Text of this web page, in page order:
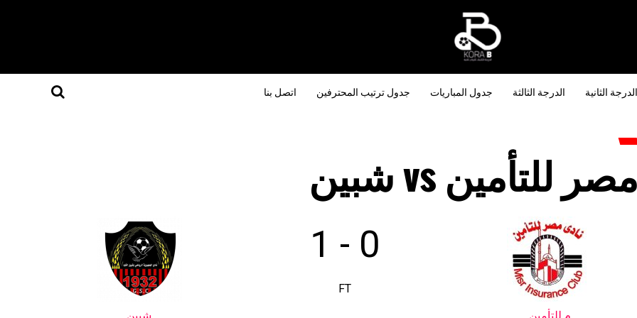
الدرجة الثانية الدرجة الثالثة جدول المباريات جدول ترتيب المحترفين اتصل بنا
مصر للتأمين vs شبين
0
-
1
FT